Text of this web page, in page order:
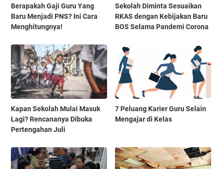
Berapakah Gaji Guru Yang
Baru Menjadi PNS? Ini Cara
Menghitungnya!
Sekolah Diminta Sesuaikan
RKAS dengan Kebijakan Baru
BOS Selama Pandemi Corona
Kapan Sekolah Mulai Masuk
Lagi? Rencananya Dibuka
Pertengahan Juli
7 Peluang Karier Guru Selain
Mengajar di Kelas